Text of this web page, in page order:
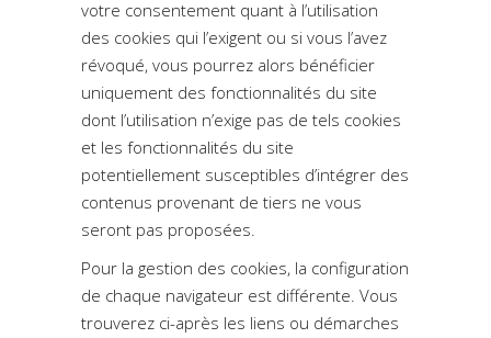
votre consentement quant à l’utilisation
des cookies qui l’exigent ou si vous l’avez
révoqué, vous pourrez alors bénéficier
uniquement des fonctionnalités du site
dont l’utilisation n’exige pas de tels cookies
et les fonctionnalités du site
potentiellement susceptibles d’intégrer des
contenus provenant de tiers ne vous
seront pas proposées.
Pour la gestion des cookies, la configuration
de chaque navigateur est différente. Vous
trouverez ci-après les liens ou démarches